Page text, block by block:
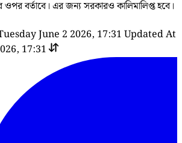
ওপর বর্তাবে। এর জন্য সরকারও কালিমালিপ্ত হবে।
June 2 2026, 17:31 Updated At
17:31